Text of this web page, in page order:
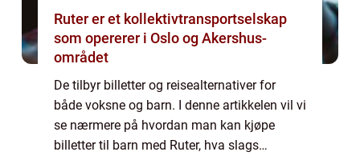
Ruter er et kollektivtransportselskap
som opererer i Oslo og Akershus-
området
De tilbyr billetter og reisealternativer for
både voksne og barn. I denne artikkelen vil vi
se nærmere på hvordan man kan kjøpe
billetter til barn med Ruter, hva slags